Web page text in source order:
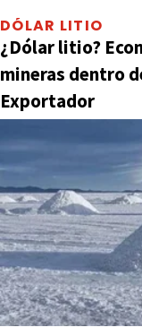
DÓLAR LITIO
¿Dólar litio?
mineras dentro
Exportador